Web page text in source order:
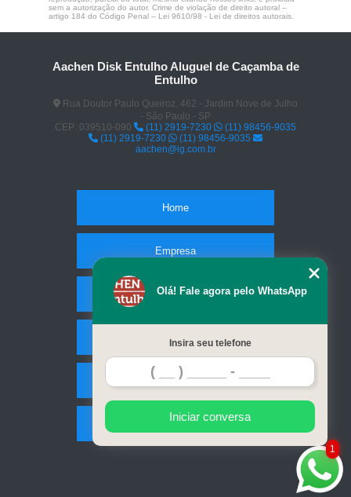
sem a autorização do autor. Crime de violação de direito autoral –
artigo 184 do Código Penal – Lei 9610/98 - Lei de direitos autorais.
Aachen Disk Entulho Aluguel de Caçamba de
Entulho
Rua Doutor Paulo Queiroz, 462 - Jardim Nove de Julho
- São Paulo - SP
CEP: 039510-090
(11) 2919-7230
(11) 98456-9035
(11) 2919-7230
(11) 98456-9035
aachen@ig.com.br
Home
Empresa
Missão
Serviços
Contato
Mapa do site
1
Olá! Fale agora pelo WhatsApp
Insira seu telefone
Iniciar conversa